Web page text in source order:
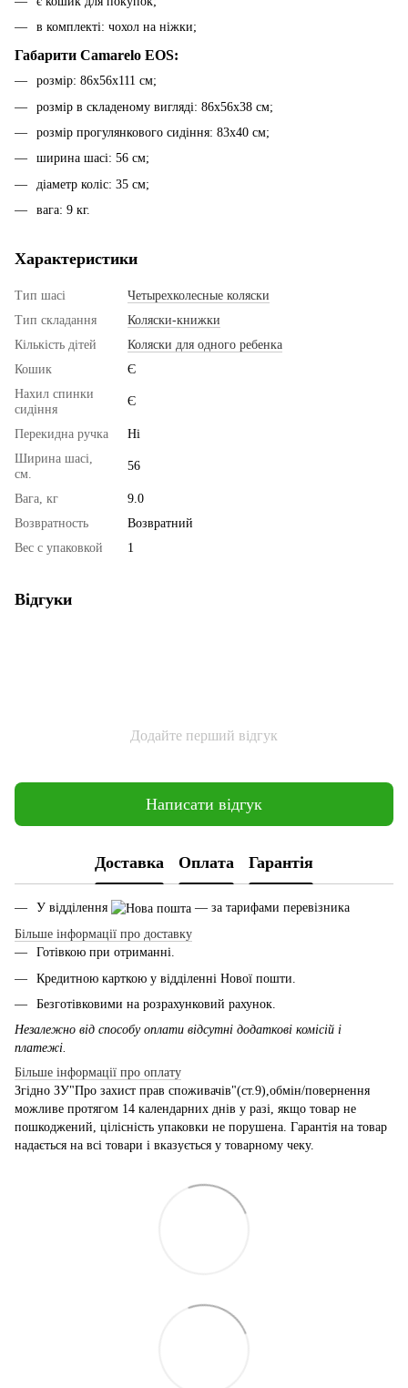
в комплекті: чохол на ніжки;
Габарити Camarelo EOS:
розмір: 86х56х111 см;
розмір в складеному вигляді: 86х56х38 см;
розмір прогулянкового сидіння: 83х40 см;
ширина шасі: 56 см;
діаметр коліс: 35 см;
вага: 9 кг.
Характеристики
Тип шасі
Четырехколесные коляски
Тип складання
Коляски-книжки
Кількість дітей
Коляски для одного ребенка
Кошик
Є
Нахил спинки
сидіння
Є
Перекидна ручка
Ні
Ширина шасі,
см.
56
Вага, кг
9.0
Возвратность
Возвратний
Вес с упаковкой
1
Відгуки
Додайте перший відгук
Написати відгук
Доставка Оплата Гарантія
У відділення
— за тарифами перевізника
Більше інформації про доставку
Готівкою при отриманні.
Кредитною карткою у відділенні Нової пошти.
Безготівковими на розрахунковий рахунок.
Незалежно від способу оплати відсутні додаткові комісій і
платежі.
Більше інформації про оплату
Згідно ЗУ"Про захист прав споживачів"(ст.9),обмін/повернення
можливе протягом 14 календарних днів у разі, якщо товар не
пошкоджений, цілісність упаковки не порушена. Гарантія на товар
надається на всі товари і вказується у товарному чеку.